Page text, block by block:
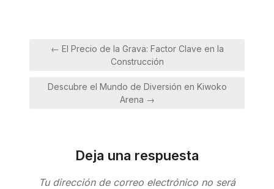
Navegación
← El Precio de la Grava: Factor Clave en la
Construcción
Descubre el Mundo de Diversión en Kiwoko
Arena →
Deja una respuesta
Tu dirección de correo electrónico no será